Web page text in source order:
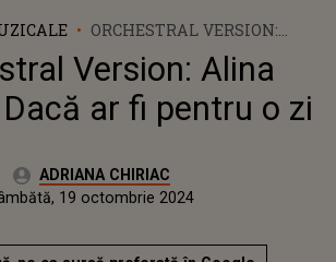
ORCHESTRAL VERSION:
ALINA EREMIA - DACĂ AR
FI PENTRU O ZI
Version: Alina
ar fi pentru o zi
Autor:ADRIANA CHIRIAC
202419 octombrie 2024